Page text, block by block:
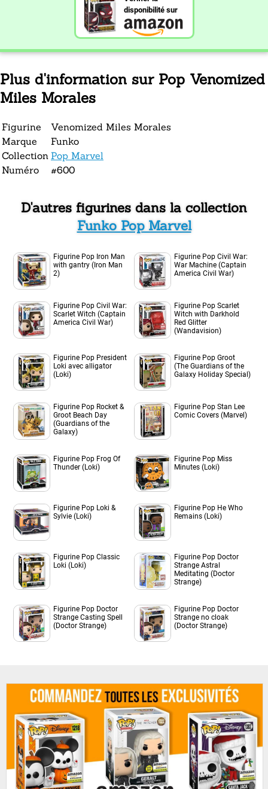
disponibilité sur
Plus d'information sur Pop Venomized
Miles Morales
Figurine
Venomized Miles Morales
Marque
Funko
Collection Pop Marvel
Numéro
#600
D'autres figurines dans la collection
Funko Pop Marvel
Figurine Pop Iron Man
with gantry (Iron Man
2)
Figurine Pop Civil War:
War Machine (Captain
America Civil War)
Figurine Pop Civil War:
Scarlet Witch (Captain
America Civil War)
Figurine Pop Scarlet
Witch with Darkhold
Red Glitter
(Wandavision)
Figurine Pop President
Loki avec alligator
(Loki)
Figurine Pop Groot
(The Guardians of the
Galaxy Holiday Special)
Figurine Pop Rocket &
Groot Beach Day
(Guardians of the
Galaxy)
Figurine Pop Stan Lee
Comic Covers (Marvel)
Figurine Pop Frog Of
Thunder (Loki)
Figurine Pop Miss
Minutes (Loki)
Figurine Pop Loki &
Sylvie (Loki)
Figurine Pop He Who
Remains (Loki)
Figurine Pop Classic
Loki (Loki)
Figurine Pop Doctor
Strange Astral
Meditating (Doctor
Strange)
Figurine Pop Doctor
Strange Casting Spell
(Doctor Strange)
Figurine Pop Doctor
Strange no cloak
(Doctor Strange)